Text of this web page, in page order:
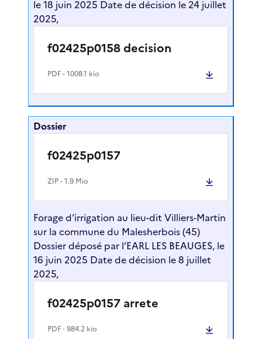
le 18 juin 2025 Date de décision le 24 juillet
2025,
f02425p0158 decision
PDF- 1008.1 kio
Dossier
f02425p0157
ZIP- 1.9 Mio
Forage d’irrigation au lieu-dit Villiers-Martin
sur la commune du Malesherbois (45)
Dossier déposé par l’EARL LES BEAUGES, le
16 juin 2025 Date de décision le 8 juillet
2025,
f02425p0157 arrete
PDF- 984.2 kio